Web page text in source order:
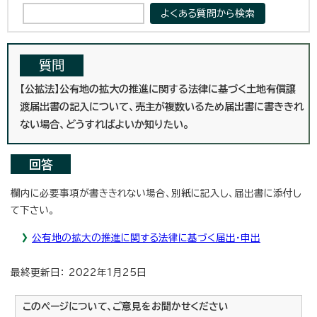
質問
【公拡法】公有地の拡大の推進に関する法律に基づく土地有償譲
渡届出書の記入について、売主が複数いるため届出書に書ききれ
ない場合、どうすればよいか知りたい。
回答
欄内に必要事項が書ききれない場合、別紙に記入し、届出書に添付し
て下さい。
公有地の拡大の推進に関する法律に基づく届出・申出
最終更新日： 2022年1月25日
このページについて、ご意見をお聞かせください